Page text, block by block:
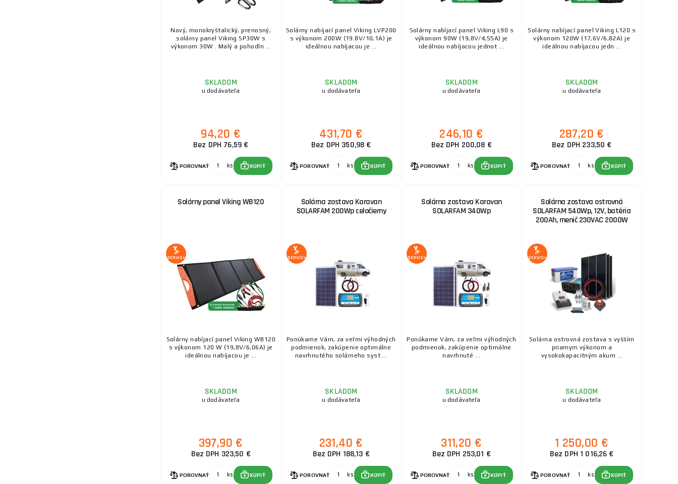
Nový, monokryštalický, prenosný,
solárny panel Viking SP30W s
výkonom 30W . Malý a pohodln ...
SKLADOM
u dodávateľa
94,20 €
Bez DPH 76,59 €
POROVNAŤ ks KÚPIŤ
Solárny nabíjací panel Viking LVP200
s výkonom 200W (19.8V/10,1A) je
ideálnou nabíjacou je ...
SKLADOM
u dodávateľa
431,70 €
Bez DPH 350,98 €
POROVNAŤ ks KÚPIŤ
Solárny nabíjací panel Viking L90 s
výkonom 90W (19,8V/4,55A) je
ideálnou nabíjacou jednot ...
SKLADOM
u dodávateľa
246,10 €
Bez DPH 200,08 €
POROVNAŤ ks KÚPIŤ
Solárny nabíjací panel Viking L120 s
výkonom 120W (17,6V/6,82A) je
ideálnou nabíjacou jedn ...
SKLADOM
u dodávateľa
287,20 €
Bez DPH 233,50 €
POROVNAŤ ks KÚPIŤ
Solárny panel Viking WB120
SERVIS+
Solárny nabíjací panel Viking WB120
s výkonom 120 W (19,8V/6,06A) je
ideálnou nabíjacou je ...
SKLADOM
u dodávateľa
397,90 €
Bez DPH 323,50 €
POROVNAŤ ks KÚPIŤ
Solárna zostava Karavan
SOLARFAM 200Wp celočierny
SERVIS+
Ponúkame Vám, za veľmi výhodných
podmienok, zakúpenie optimálne
navrhnutého solárneho syst ...
SKLADOM
u dodávateľa
231,40 €
Bez DPH 188,13 €
POROVNAŤ ks KÚPIŤ
Solárna zostava Karavan
SOLARFAM 340Wp
SERVIS+
Ponúkame Vám, za veľmi výhodných
podmienok, zakúpenie optimálne
navrhnuté ...
SKLADOM
u dodávateľa
311,20 €
Bez DPH 253,01 €
POROVNAŤ ks KÚPIŤ
Solárna zostava ostrovná
SOLARFAM 540Wp, 12V, batéria
200Ah, menič 230VAC 2000W
SERVIS+
Solárna ostrovná zostava s vyšším
priamym výkonom a
vysokokapacitným akum ...
SKLADOM
u dodávateľa
1 250,00 €
Bez DPH 1 016,26 €
POROVNAŤ ks KÚPIŤ